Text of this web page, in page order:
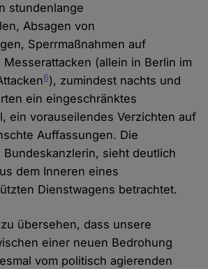
stundenlange
Absagen von
Sperrmaßnahmen auf
(allein in Berlin im
6), zumindest nachts und
ein eingeschränktes
ein vorauseilendes Verzichten auf
Auffassungen. Die
Bundeskanzlerin, sieht deutlich
dem Inneren eines
Dienstwagens betrachtet.
übersehen, dass unsere
einer neuen Bedrohung
vom politisch agierenden